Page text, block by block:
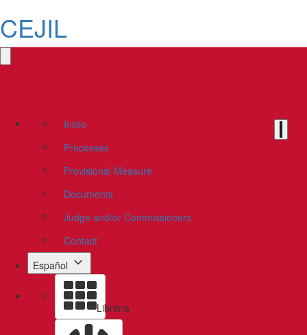
CEJIL
Inicio
Processes
Provisional Measure
Documents
Judge and/or Commissioners
Contact
Español
Libreria